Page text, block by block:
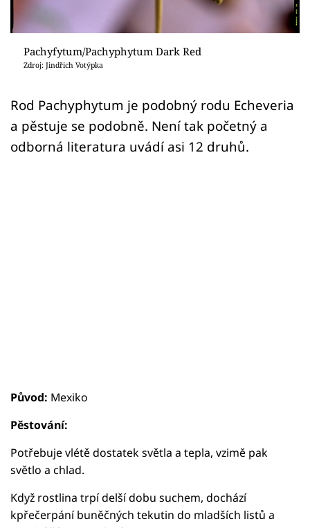
Přihlášení
Pachyfytum/Pachyphytum Dark Red
Zdroj: Jindřich Votýpka
Rod Pachyphytum je podobný rodu Echeveria
a pěstuje se podobně. Není tak početný a
odborná literatura uvádí asi 12 druhů.
Původ: Mexiko
Pěstování:
Potřebuje vlétě dostatek světla a tepla, vzimě pak
světlo a chlad.
Když rostlina trpí delší dobu suchem, dochází
kpřečerpání buněčných tekutin do mladších listů a